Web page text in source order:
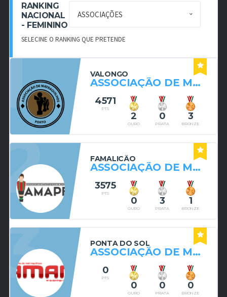
RANKING
NACIONAL
- FEMININO
SELECINE O RANKING QUE PRETENDE
VALONGO
ASSOCIAÇÃO DE MATRAQUILHOS DO PORTO
4571
PTS
2
OURO
0
PRATA
3
BRONZE
FAMALICÃO
ASSOCIAÇÃO DE MATRAQUILHOS DE PEDOME
3575
PTS
0
OURO
3
PRATA
1
BRONZE
PONTA DO SOL
ASSOCIAÇÃO DE MATRAQUILHOS DO ARQUIPÉLAGO DA MADEIRA
0
PTS
0
OURO
0
PRATA
0
BRONZE